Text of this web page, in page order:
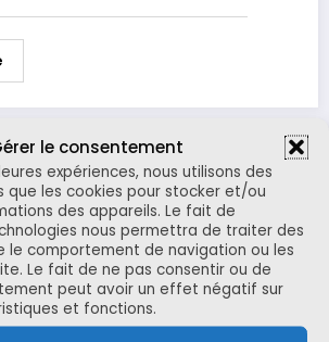
le consentement
expériences, nous utilisons des
que les cookies pour stocker et/ou
des appareils. Le fait de
nous permettra de traiter des
le comportement de navigation ou les
Le fait de ne pas consentir ou de
peut avoir un effet négatif sur
et fonctions.
est de rapporter des anecdote
sur l’Astronomie…